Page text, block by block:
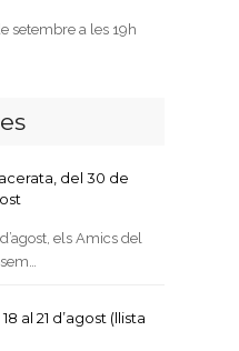
setembre a les 19h
del 30 de
els Amics del
al 21 d’agost (llista